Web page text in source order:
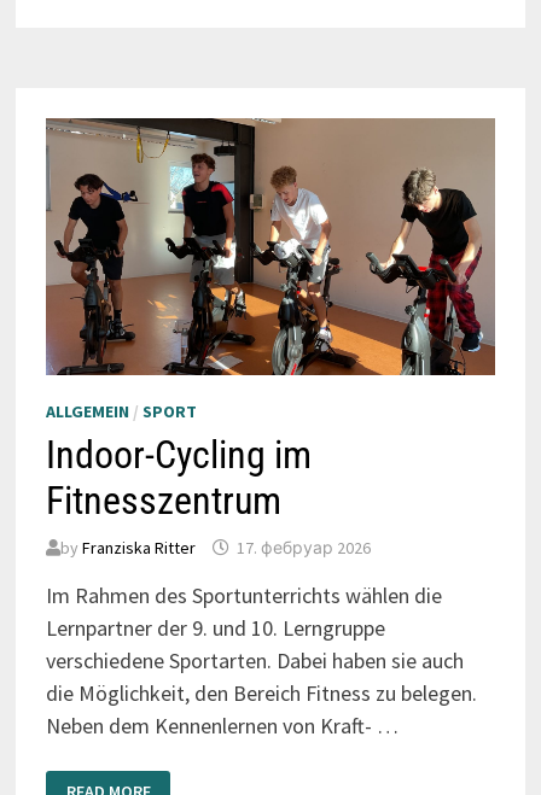
ALLGEMEIN / SPORT
Indoor-Cycling im
Fitnesszentrum
by Franziska Ritter 17. фебруар 2026
Im Rahmen des Sportunterrichts wählen die
Lernpartner der 9. und 10. Lerngruppe
verschiedene Sportarten. Dabei haben sie auch
die Möglichkeit, den Bereich Fitness zu belegen.
Neben dem Kennenlernen von Kraft- …
INDOOR-